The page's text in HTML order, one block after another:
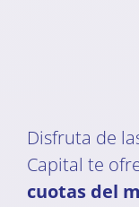
Disfruta de
Capital te
cuotas del